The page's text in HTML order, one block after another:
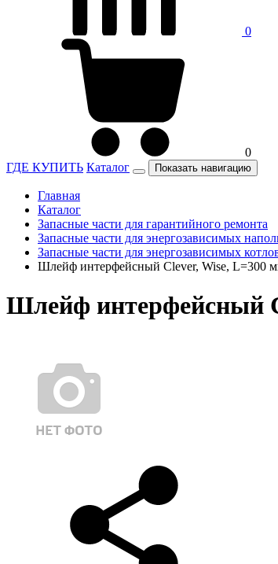
0
0
ГДЕ КУПИТЬ Каталог Показать навигацию
Главная
Каталог
Запасные части для гарантийного ремонта
Запасные части для энергозависимых
Запасные части для энергозависимых
Шлейф интерфейсный Clever, Wise, L=300
Шлейф интерфейсный